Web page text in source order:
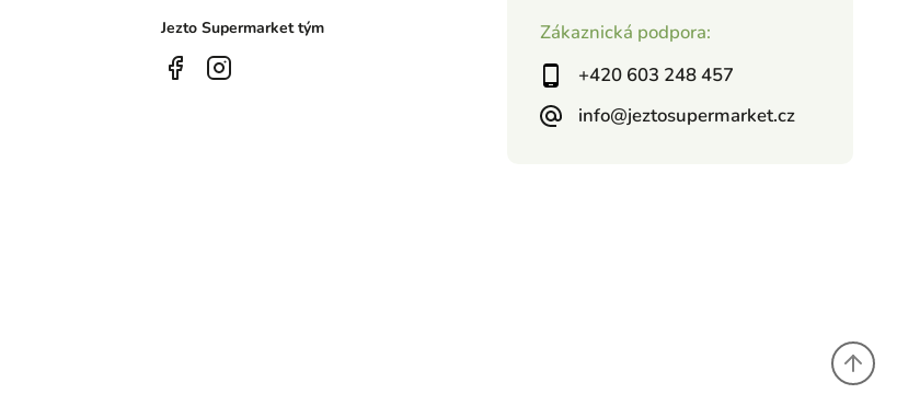
Zákaznická podpora:
+420 603 248 457
info@jeztosupermarket.cz
Jezto Supermarket tým